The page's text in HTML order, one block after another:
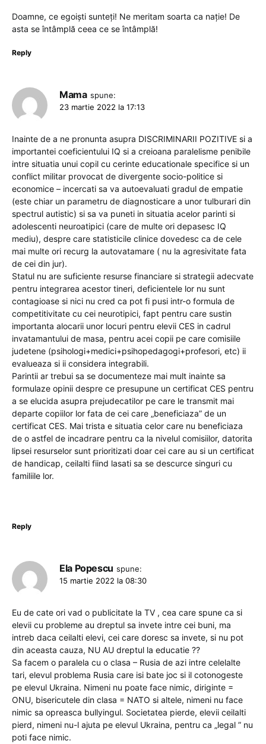
Doamne, ce egoiști sunteți! Ne meritam soarta ca nație! De
asta se întâmplă ceea ce se întâmplă!
Reply
Mama spune:
23 martie 2022 la 17:13
Inainte de a ne pronunta asupra DISCRIMINARII POZITIVE si a
importantei coeficientului IQ si a creioana paralelisme penibile
intre situatia unui copil cu cerinte educationale specifice si un
conflict militar provocat de divergente socio-politice si
economice – incercati sa va autoevaluati gradul de empatie
(este chiar un parametru de diagnosticare a unor tulburari din
spectrul autistic) si sa va puneti in situatia acelor parinti si
adolescenti neuroatipici (care de multe ori depasesc IQ
mediu), despre care statisticile clinice dovedesc ca de cele
mai multe ori recurg la autovatamare ( nu la agresivitate fata
de cei din jur).
Statul nu are suficiente resurse financiare si strategii adecvate
pentru integrarea acestor tineri, deficientele lor nu sunt
contagioase si nici nu cred ca pot fi pusi intr-o formula de
competitivitate cu cei neurotipici, fapt pentru care sustin
importanta alocarii unor locuri pentru elevii CES in cadrul
invatamantului de masa, pentru acei copii pe care comisiile
judetene (psihologi+medici+psihopedagogi+profesori, etc) ii
evalueaza si ii considera integrabili.
Parintii ar trebui sa se documenteze mai mult inainte sa
formulaze opinii despre ce presupune un certificat CES pentru
a se elucida asupra prejudecatilor pe care le transmit mai
departe copiilor lor fata de cei care „beneficiaza” de un
certificat CES. Mai trista e situatia celor care nu beneficiaza
de o astfel de incadrare pentru ca la nivelul comisiilor, datorita
lipsei resurselor sunt prioritizati doar cei care au si un certificat
de handicap, ceilalti fiind lasati sa se descurce singuri cu
familiile lor.
Reply
Ela Popescu spune:
15 martie 2022 la 08:30
Eu de cate ori vad o publicitate la TV , cea care spune ca si
elevii cu probleme au dreptul sa invete intre cei buni, ma
intreb daca ceilalti elevi, cei care doresc sa invete, si nu pot
din aceasta cauza, NU AU dreptul la educatie ??
Sa facem o paralela cu o clasa – Rusia de azi intre celelalte
tari, elevul problema Rusia care isi bate joc si il cotonogeste
pe elevul Ukraina. Nimeni nu poate face nimic, diriginte =
ONU, bisericutele din clasa = NATO si altele, nimeni nu face
nimic sa opreasca bullyingul. Societatea pierde, elevii ceilalti
pierd, nimeni nu-l ajuta pe elevul Ukraina, pentru ca „legal ” nu
poti face nimic.